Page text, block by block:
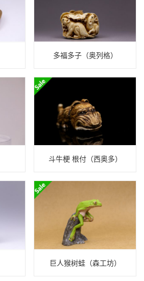
多福多子（奥列格）
斗牛梗 根付（西奥多）
巨人猴树蛙（森工坊）